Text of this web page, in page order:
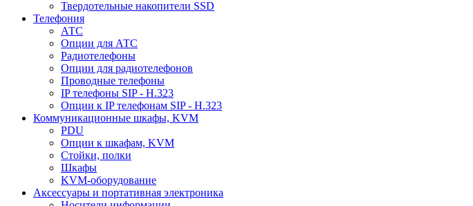
Твердотельные накопители SSD
Телефония
АТС
Опции для АТС
Радиотелефоны
Опции для радиотелефонов
Проводные телефоны
IP телефоны SIP - H.323
Опции к IP телефонам SIP - H.323
Коммуникационные шкафы, KVM
PDU
Опции к шкафам, KVM
Стойки, полки
Шкафы
KVM-оборудование
Аксессуары и портативная электроника